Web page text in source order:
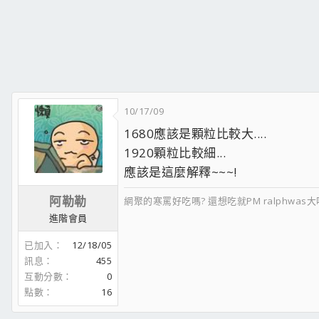
阿勒勒
進階會員
已加入
12/18/05
訊息
455
互動分數
0
點數
16
10/17/09
1680應該是顆粒比較大....
1920顆粒比較細...
應該是這麼解釋~~~!
網聚的寒罵好吃嗎? 還想吃就PM ralphwas大